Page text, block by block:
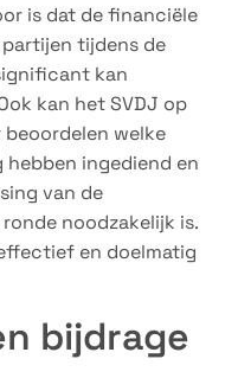
is dat de financiële
tijdens de
kan
kan het SVDJ op
welke
ingediend en
van de
noodzakelijk is.
en doelmatig
bijdrage